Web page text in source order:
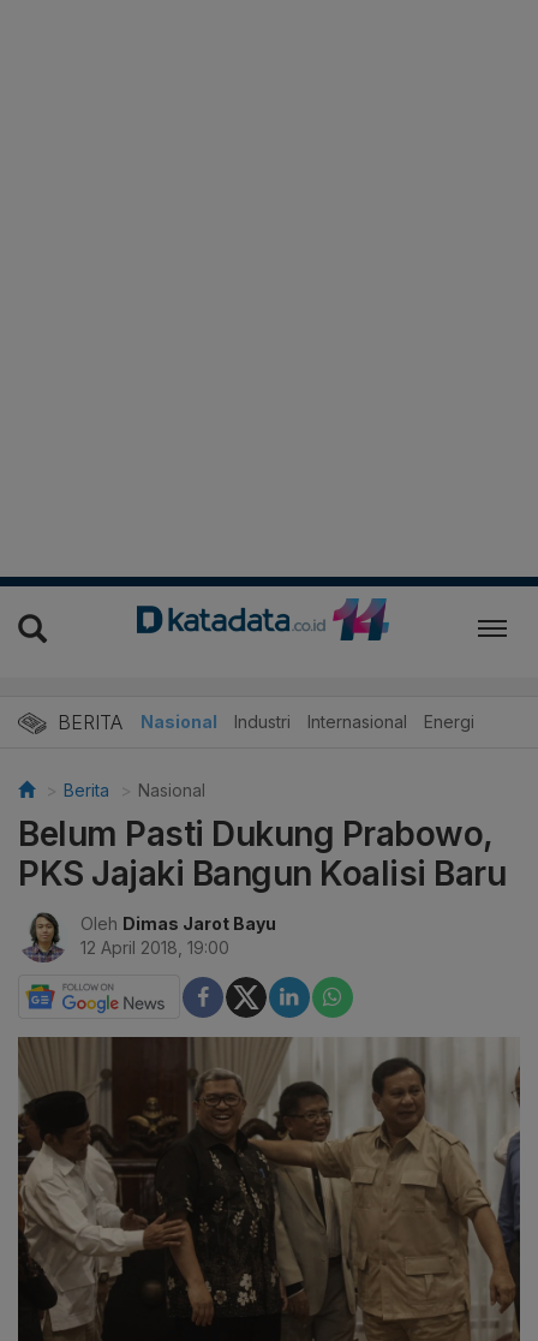
BERITA Nasional Industri Internasional Energi
Berita Nasional
Belum Pasti Dukung Prabowo,
PKS Jajaki Bangun Koalisi Baru
Oleh Dimas Jarot Bayu
12 April 2018, 19:00